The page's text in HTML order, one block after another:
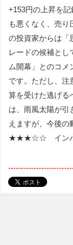
+153円の上昇を
も悪くなく、売
の投資家からは「
レードの候補とし
ム開幕」とのコメ
です。ただし、注
算を受けた逃げる
は、雨風太陽が引
えますが、今後
★★★☆☆ イン